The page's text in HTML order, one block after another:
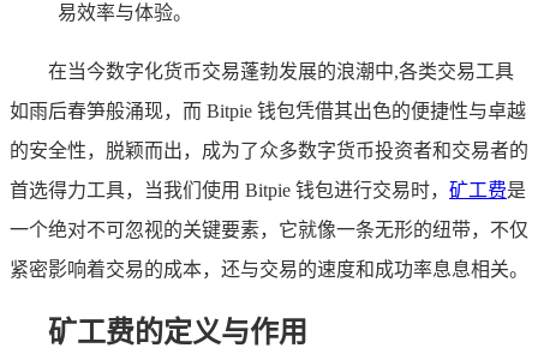
易效率与体验。
在当今数字化货币交易蓬勃发展的浪潮中,各类交易工具
如雨后春笋般涌现，而 Bitpie 钱包凭借其出色的便捷性与卓越
的安全性，脱颖而出，成为了众多数字货币投资者和交易者的
首选得力工具，当我们使用 Bitpie 钱包进行交易时， 矿工费是
一个绝对不可忽视的关键要素，它就像一条无形的纽带，不仅
紧密影响着交易的成本，还与交易的速度和成功率息息相关。
矿工费的定义与作用